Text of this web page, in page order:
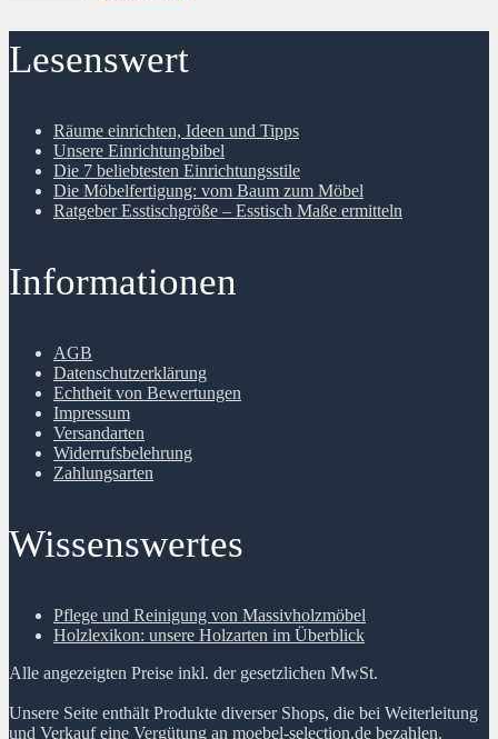
Lesenswert
Räume einrichten, Ideen und Tipps
Unsere Einrichtungbibel
Die 7 beliebtesten Einrichtungsstile
Die Möbelfertigung: vom Baum zum Möbel
Ratgeber Esstischgröße – Esstisch Maße ermitteln
Informationen
AGB
Datenschutzerklärung
Echtheit von Bewertungen
Impressum
Versandarten
Widerrufsbelehrung
Zahlungsarten
Wissenswertes
Pflege und Reinigung von Massivholzmöbel
Holzlexikon: unsere Holzarten im Überblick
Alle angezeigten Preise inkl. der gesetzlichen MwSt.
Unsere Seite enthält Produkte diverser Shops, die bei Weiterleitung
und Verkauf eine Vergütung an moebel-selection.de bezahlen.